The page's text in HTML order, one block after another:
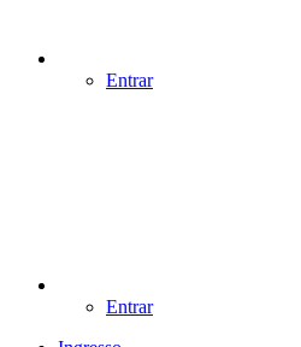
Entrar
Entrar